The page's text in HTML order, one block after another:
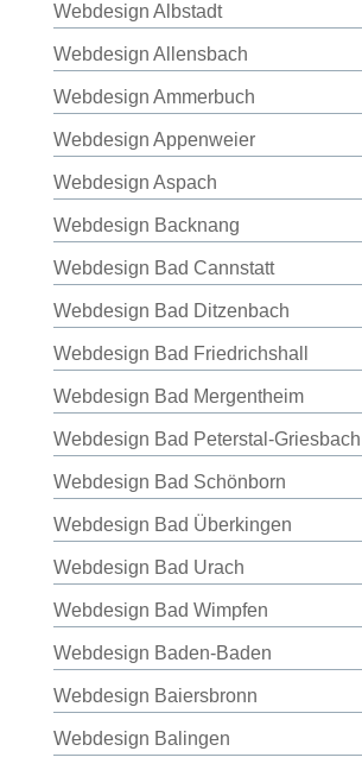
Webdesign Albstadt
Webdesign Allensbach
Webdesign Ammerbuch
Webdesign Appenweier
Webdesign Aspach
Webdesign Backnang
Webdesign Bad Cannstatt
Webdesign Bad Ditzenbach
Webdesign Bad Friedrichshall
Webdesign Bad Mergentheim
Webdesign Bad Peterstal-Griesbach
Webdesign Bad Schönborn
Webdesign Bad Überkingen
Webdesign Bad Urach
Webdesign Bad Wimpfen
Webdesign Baden-Baden
Webdesign Baiersbronn
Webdesign Balingen